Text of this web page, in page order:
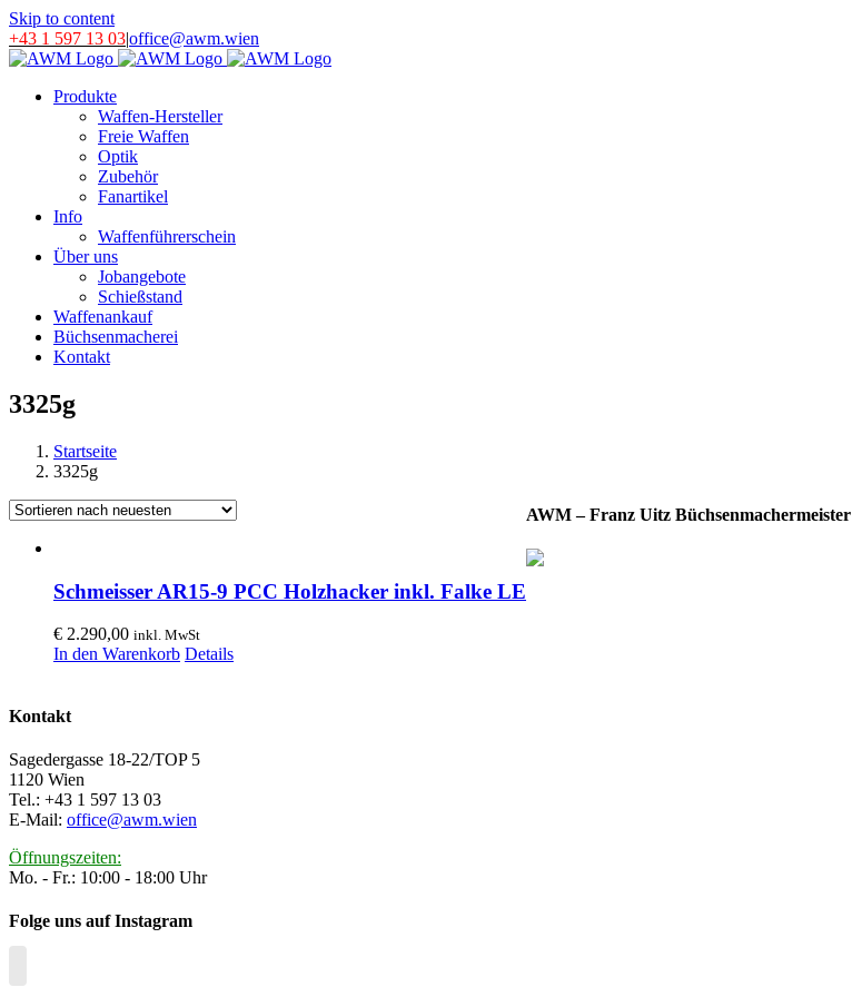
Skip to content
+43 1 597 13 03|office@awm.wien
Produkte
Waffen-Hersteller
Freie Waffen
Optik
Zubehör
Fanartikel
Info
Waffenführerschein
Über uns
Jobangebote
Schießstand
Waffenankauf
Büchsenmacherei
Kontakt
3325g
Startseite
3325g
Schmeisser AR15-9 PCC Holzhacker inkl. Falke LE
€ 2.290,00 inkl. MwSt
In den Warenkorb Details
AWM – Franz Uitz Büchsenmachermeister
Kontakt
Sagedergasse 18-22/TOP 5
1120 Wien
Tel.: +43 1 597 13 03
E-Mail: office@awm.wien
Öffnungszeiten:
Mo. - Fr.: 10:00 - 18:00 Uhr
Folge uns auf Instagram